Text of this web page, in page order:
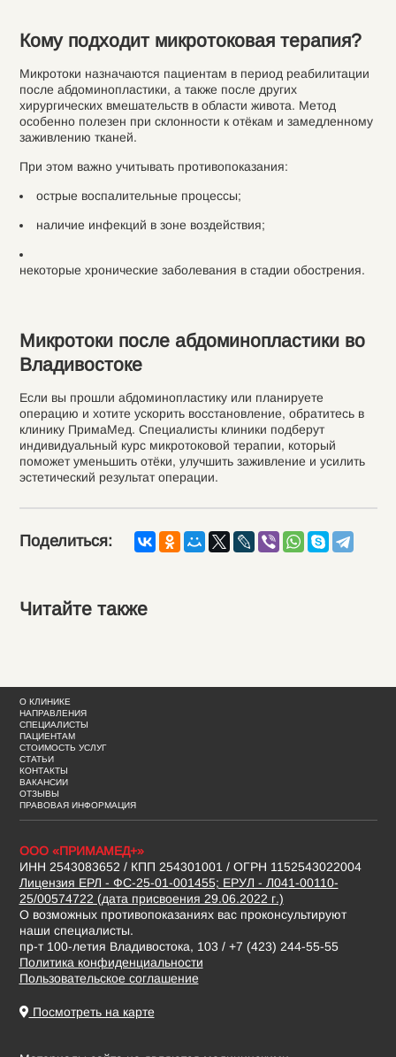
Кому подходит микротоковая терапия?
Микротоки назначаются пациентам в период реабилитации
после абдоминопластики, а также после других
хирургических вмешательств в области живота. Метод
особенно полезен при склонности к отёкам и замедленному
заживлению тканей.
При этом важно учитывать противопоказания:
острые воспалительные процессы;
наличие инфекций в зоне воздействия;
некоторые хронические заболевания в стадии обострения.
Микротоки после абдоминопластики во
Владивостоке
Если вы прошли абдоминопластику или планируете
операцию и хотите ускорить восстановление, обратитесь в
клинику ПримаМед. Специалисты клиники подберут
индивидуальный курс микротоковой терапии, который
поможет уменьшить отёки, улучшить заживление и усилить
эстетический результат операции.
Поделиться:
Читайте также
О КЛИНИКЕ
НАПРАВЛЕНИЯ
СПЕЦИАЛИСТЫ
ПАЦИЕНТАМ
СТОИМОСТЬ УСЛУГ
СТАТЬИ
КОНТАКТЫ
ВАКАНСИИ
ОТЗЫВЫ
ПРАВОВАЯ ИНФОРМАЦИЯ
ООО «ПРИМАМЕД+»
ИНН 2543083652 / КПП 254301001 / ОГРН 1152543022004
Лицензия ЕРЛ - ФС-25-01-001455; ЕРУЛ - Л041-00110-
25/00574722 (дата присвоения 29.06.2022 г.)
О возможных противопоказаниях вас проконсультируют
наши специалисты.
пр-т 100-летия Владивостока, 103 / +7 (423) 244-55-55
Политика конфиденциальности
Пользовательское соглашение
Посмотреть на карте